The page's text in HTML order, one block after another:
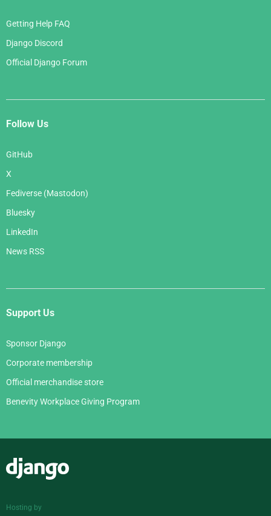
Getting Help FAQ
Django Discord
Official Django Forum
Follow Us
GitHub
X
Fediverse (Mastodon)
Bluesky
LinkedIn
News RSS
Support Us
Sponsor Django
Corporate membership
Official merchandise store
Benevity Workplace Giving Program
Hosting by